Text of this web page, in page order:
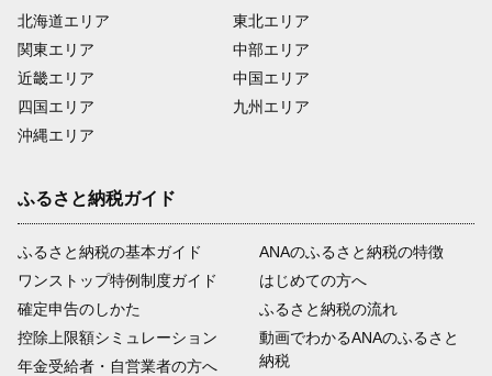
北海道エリア
関東エリア
近畿エリア
四国エリア
沖縄エリア
東北エリア
中部エリア
中国エリア
九州エリア
ふるさと納税ガイド
ふるさと納税の基本ガイド
ワンストップ特例制度ガイド
確定申告のしかた
控除上限額シミュレーション
年金受給者・自営業者の方へ
ANAのふるさと納税の特徴
はじめての方へ
ふるさと納税の流れ
動画でわかるANAのふるさと
納税